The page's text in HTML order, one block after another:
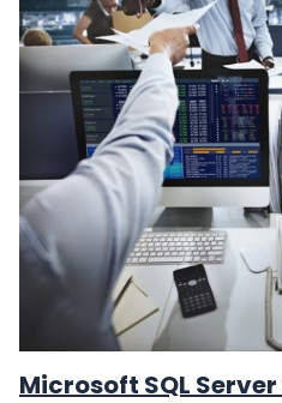
Microsoft SQL Server